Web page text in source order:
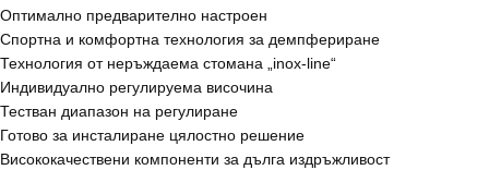
Оптимално предварително настроен
Спортна и комфортна технология за демпфериране
Технология от неръждаема стомана „inox-line“
Индивидуално регулируема височина
Тестван диапазон на регулиране
Готово за инсталиране цялостно решение
Висококачествени компоненти за дълга издръжливост